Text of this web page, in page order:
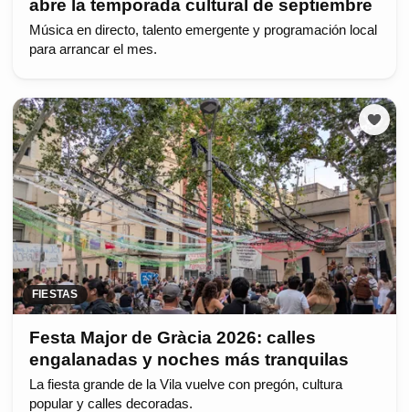
abre la temporada cultural de septiembre
Música en directo, talento emergente y programación local
para arrancar el mes.
FIESTAS
Festa Major de Gràcia 2026: calles
engalanadas y noches más tranquilas
La fiesta grande de la Vila vuelve con pregón, cultura
popular y calles decoradas.